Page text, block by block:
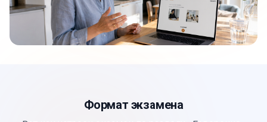
Формат экзамена